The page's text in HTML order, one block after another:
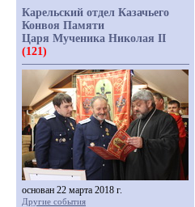
Карельский отдел Казачьего
Конвоя Памяти
Царя Мученика Николая II
(121)
основан 22 марта 2018 г.
Другие события